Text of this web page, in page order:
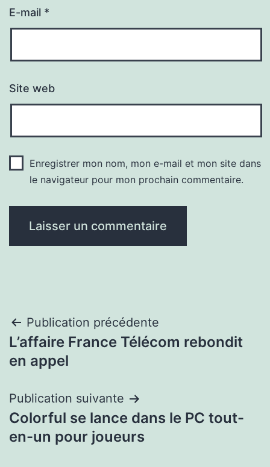
E-mail *
Site web
Enregistrer mon nom, mon e-mail et mon site dans
le navigateur pour mon prochain commentaire.
Navigation
de
Publication précédente
L’affaire France Télécom rebondit
en appel
Publication suivante
Colorful se lance dans le PC tout-
en-un pour joueurs